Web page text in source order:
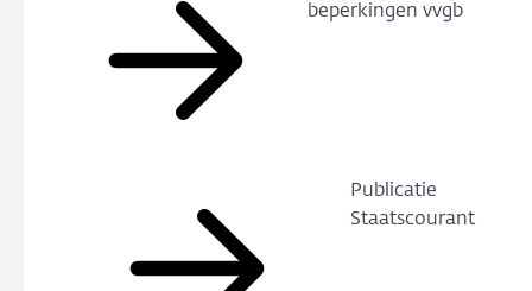
beperkingen vvgb
Publicatie
Staatscourant